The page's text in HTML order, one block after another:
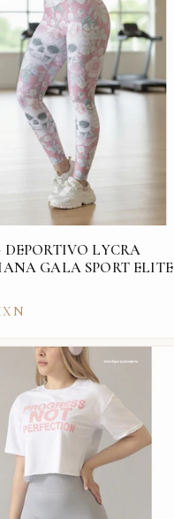
DEPORTIVO LYCRA
GALA SPORT ELITE